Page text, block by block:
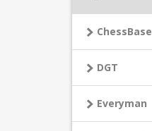
ChessBase
DGT
Everyman